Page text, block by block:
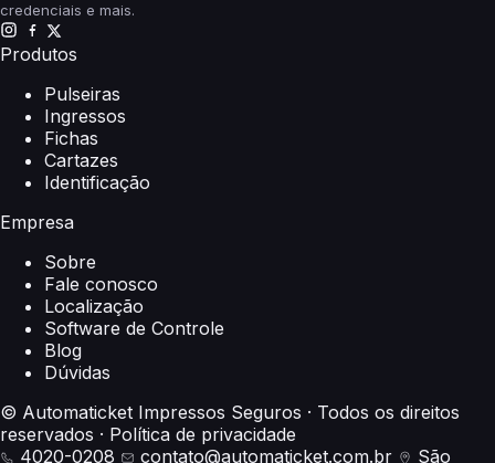
credenciais e mais.
Produtos
Pulseiras
Ingressos
Fichas
Cartazes
Identificação
Empresa
Sobre
Fale conosco
Localização
Software de Controle
Blog
Dúvidas
© Automaticket Impressos Seguros · Todos os direitos
reservados · Política de privacidade
4020-0208
contato@automaticket.com.br São